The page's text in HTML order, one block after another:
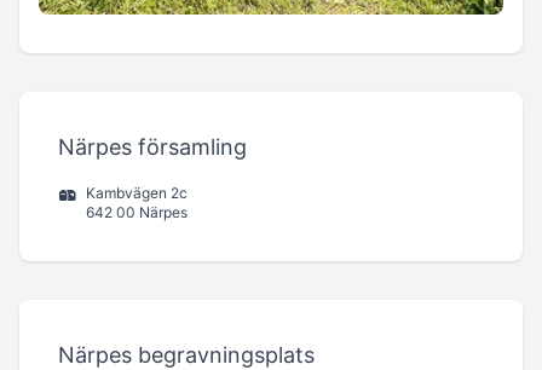
Närpes församling
Kambvägen 2c
642 00 Närpes
Närpes begravningsplats